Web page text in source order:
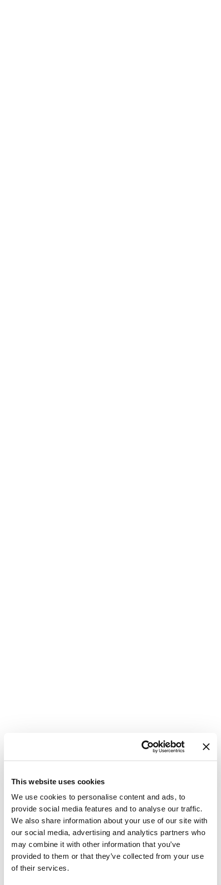
This website uses cookies
We use cookies to personalise content and ads, to
provide social media features and to analyse our traffic.
We also share information about your use of our site with
our social media, advertising and analytics partners who
may combine it with other information that you’ve
provided to them or that they’ve collected from your use
of their services.
SeilyachtJeanneau 54 Cielito
Lindo
Kroatia ,Seget Donji